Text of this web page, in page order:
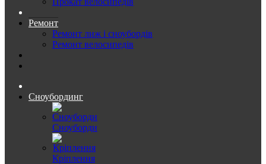
Ремонт
Ремонт лиж і сноубордів
Ремонт велосипедів
Сноубординг
Сноуборди
Кріплення